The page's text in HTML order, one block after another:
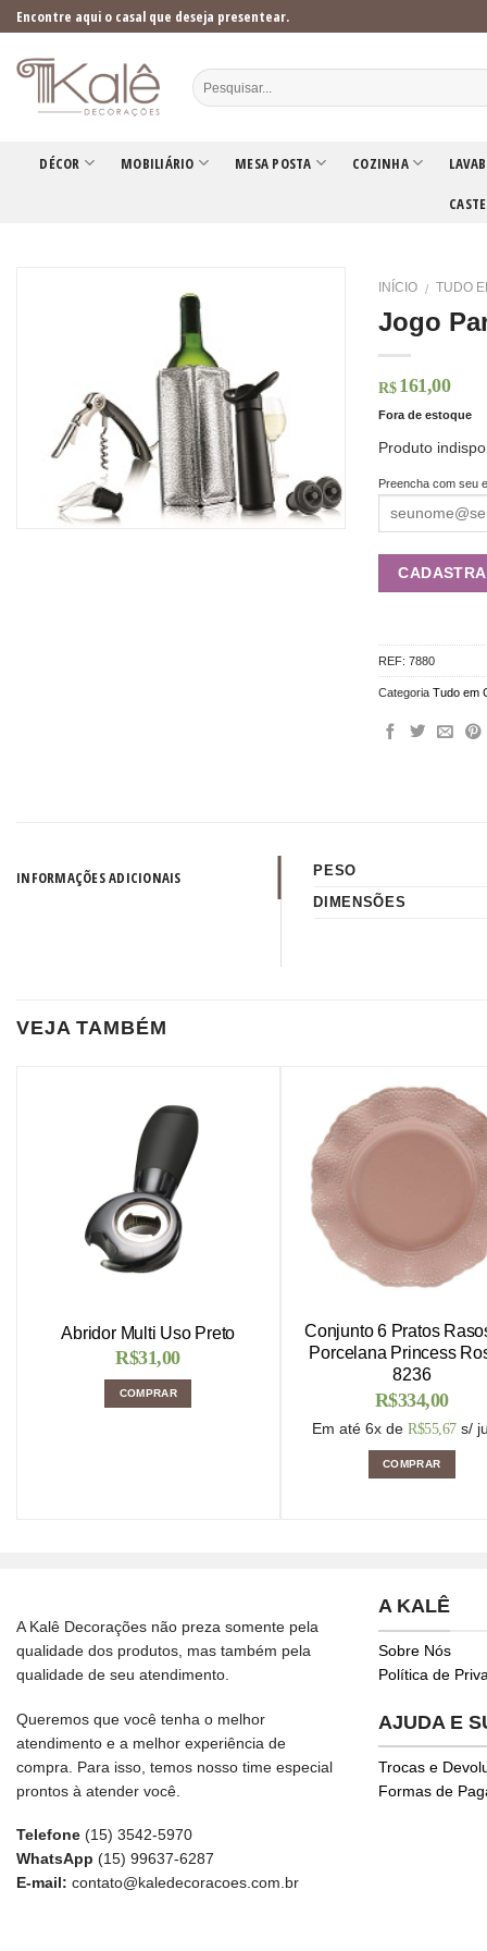
Skip
to
content
Encontre aqui o casal que deseja presentear.
DÉCOR MOBILIÁRIO MESA POSTA COZINHA
INÍCIO / TUDO
Jogo
R$ 161,00
Fora de estoque
Produto
Preencha com seu
REF:7880
CategoriaTudo em
INFORMAÇÕES ADICIONAIS
PESO
DIMENSÕES
VEJA TAMBÉM
Abridor Multi Uso Preto
R$31,00
COMPRAR
Conjunto 6 Pratos
Porcelana Princess
8236
R$334,00
Em até 6x deR$55,67 s/
COMPRAR
A Kalê Decorações não preza somente pela
qualidade dos produtos, mas também pela
qualidade de seu atendimento.
Queremos que você tenha o melhor
atendimento e a melhor experiência de
compra. Para isso, temos nosso time especial
prontos à atender você.
Telefone (15) 3542-5970
WhatsApp (15) 99637-6287
E-mail: contato@kaledecoracoes.com.br
A KALÊ
Sobre Nós
Política de
AJUDA E
Trocas e
Formas de